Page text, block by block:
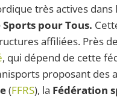
très actives
pour Tous.
affiliées. Près
, qui dépend de cette
proposant des
(FFRS), la Fédération